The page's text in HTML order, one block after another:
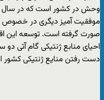
وحش در کشور است که در سال
موفقیت آمیز دیگری در خصوص
صورت گرفته است. توسعه این
احیای منابع ژنتیکی گام آتی
دست رفتن منایع ژنتیکی